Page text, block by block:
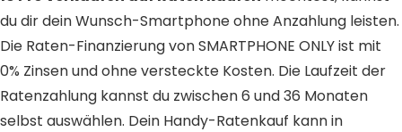
du dir dein Wunsch-Smartphone ohne Anzahlung leisten.
Die Raten-Finanzierung von SMARTPHONE ONLY ist mit
0% Zinsen und ohne versteckte Kosten. Die Laufzeit der
Ratenzahlung kannst du zwischen 6 und 36 Monaten
selbst auswählen. Dein Handy-Ratenkauf kann in